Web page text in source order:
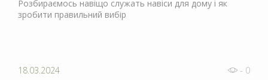
Розбираємось навіщо служать навіси для дому і як
зробити правильний вибір
18.03.2024 - 0